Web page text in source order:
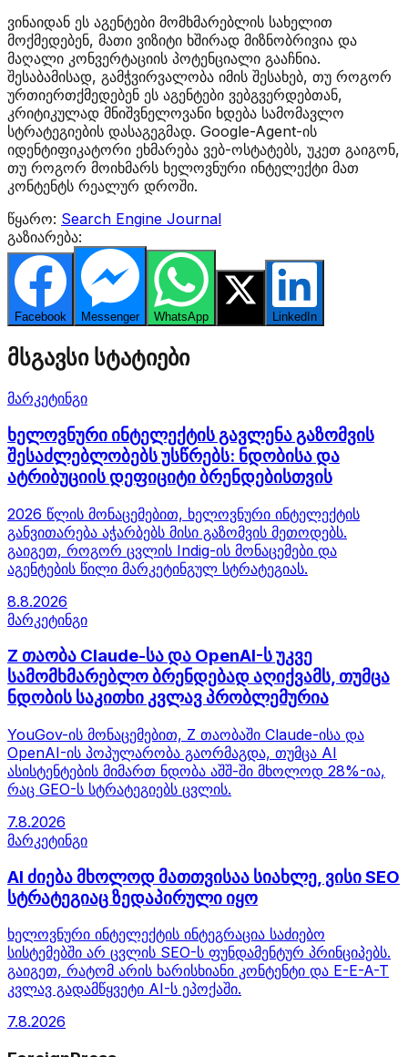
ვინაიდან ეს აგენტები მომხმარებლის სახელით
მოქმედებენ, მათი ვიზიტი ხშირად მიზნობრივია და
მაღალი კონვერტაციის პოტენციალი გააჩნია.
შესაბამისად, გამჭვირვალობა იმის შესახებ, თუ როგორ
ურთიერთქმედებენ ეს აგენტები ვებგვერდებთან,
კრიტიკულად მნიშვნელოვანი ხდება სამომავლო
სტრატეგიების დასაგეგმად. Google-Agent-ის
იდენტიფიკატორი ეხმარება ვებ-ოსტატებს, უკეთ გაიგონ,
თუ როგორ მოიხმარს ხელოვნური ინტელექტი მათ
კონტენტს რეალურ დროში.
წყარო: Search Engine Journal
გაზიარება:
Facebook Messenger WhatsApp LinkedIn
მსგავსი სტატიები
მარკეტინგი
ხელოვნური ინტელექტის გავლენა გაზომვის
შესაძლებლობებს უსწრებს: ნდობისა და
ატრიბუციის დეფიციტი ბრენდებისთვის
2026 წლის მონაცემებით, ხელოვნური ინტელექტის
განვითარება აჭარბებს მისი გაზომვის მეთოდებს.
გაიგეთ, როგორ ცვლის Indig-ის მონაცემები და
აგენტების წილი მარკეტინგულ სტრატეგიას.
8.8.2026
მარკეტინგი
Z თაობა Claude-სა და OpenAI-ს უკვე
სამომხმარებლო ბრენდებად აღიქვამს, თუმცა
ნდობის საკითხი კვლავ პრობლემურია
YouGov-ის მონაცემებით, Z თაობაში Claude-ისა და
OpenAI-ის პოპულარობა გაორმაგდა, თუმცა AI
ასისტენტების მიმართ ნდობა აშშ-ში მხოლოდ 28%-ია,
რაც GEO-ს სტრატეგიებს ცვლის.
7.8.2026
მარკეტინგი
AI ძიება მხოლოდ მათთვისაა სიახლე, ვისი SEO
სტრატეგიაც ზედაპირული იყო
ხელოვნური ინტელექტის ინტეგრაცია საძიებო
სისტემებში არ ცვლის SEO-ს ფუნდამენტურ პრინციპებს.
გაიგეთ, რატომ არის ხარისხიანი კონტენტი და E-E-A-T
კვლავ გადამწყვეტი AI-ს ეპოქაში.
7.8.2026